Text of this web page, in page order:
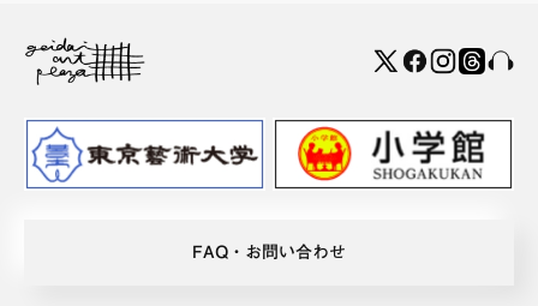
FAQ・お問い合わせ